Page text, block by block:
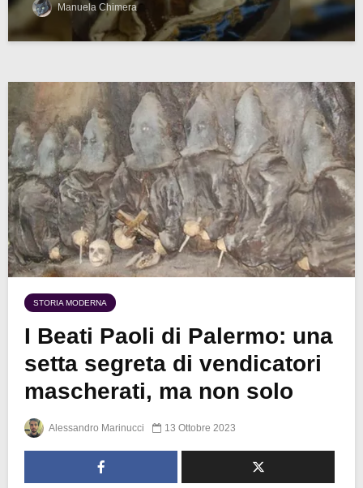
Manuela Chimera
STORIA MODERNA
I Beati Paoli di Palermo: una
setta segreta di vendicatori
mascherati, ma non solo
Alessandro Marinucci 13 Ottobre 2023